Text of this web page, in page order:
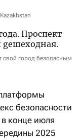
свой город безопасным
безопасности
конце июля
2025